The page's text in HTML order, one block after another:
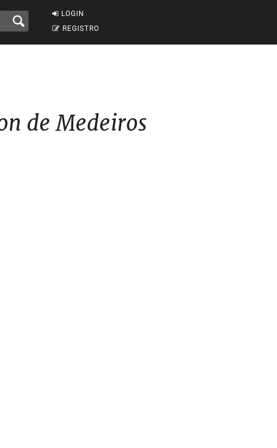
LOGIN
REGISTRO
de Medeiros